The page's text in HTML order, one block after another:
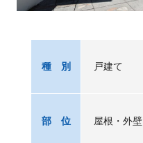
種 別 戸建て
部 位 屋根・外壁